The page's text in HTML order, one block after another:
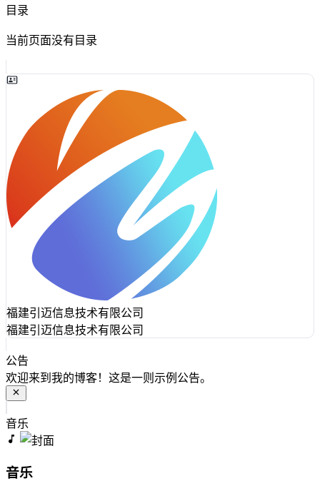
目录
当前页面没有目录
福建引迈信息技术有限公司
福建引迈信息技术有限公司
公告
欢迎来到我的博客！这是一则示例公告。
音乐
音乐